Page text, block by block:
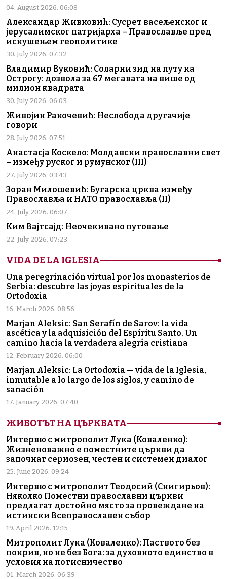
04. August 2026. 06:08
Александар Живковић: Сусрет васељенског и
јерусалимског патријарха – Православље пред
искушењем геополитике
30. July 2026. 07:32
Владимир Вуковић: Соларни зид на путу ка
Острогу: дозвола за 67 мегавата на више од
милион квадрата
30. July 2026. 06:03
Живојин Ракочевић: Неслобода другачије
говори
28. July 2026. 07:51
Анастасја Коскело: Молдавски православни свет
– између руског и румунског (III)
27. July 2026. 03:43
Зоран Милошевић: Бугарска црква између
Православља и НАТО православља (II)
24. July 2026. 06:07
Ким Вајтсајд: Неочекивано путовање
22. July 2026. 07:23
VIDA DE LA IGLESIA
Una peregrinación virtual por los monasterios de
Serbia: descubre las joyas espirituales de la
Ortodoxia
16. March 2026. 08:56
Marjan Aleksic: San Serafín de Sarov: la vida
ascética y la adquisición del Espíritu Santo. Un
camino hacia la verdadera alegría cristiana
12. February 2026. 06:00
Marjan Aleksic: La Ortodoxia — vida de la Iglesia,
inmutable a lo largo de los siglos, y camino de
sanación
17. January 2026. 07:40
ЖИВОТЪТ НА ЦЪРКВАТА
Интервю с митрополит Лука (Коваленко):
Жизненоважно е поместните църкви да
започнат сериозен, честен и системен диалог
25. June 2026. 09:24
Интервю с митрополит Теодосий (Снигирьов):
Няколко Поместни православни църкви
предлагат достойно място за провеждане на
истински Всеправославен събор
19. April 2026. 12:15
Митрополит Лука (Коваленко): Паството без
покрив, но не без Бога: за духовното единство в
условия на потисничество
01. March 2026. 06:39